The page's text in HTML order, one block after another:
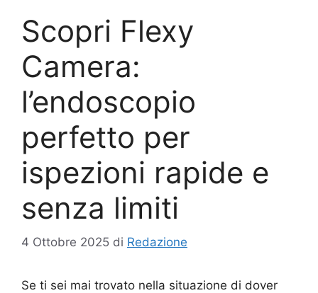
Scopri Flexy
Camera:
l’endoscopio
perfetto per
ispezioni rapide e
senza limiti
4 Ottobre 2025 di Redazione
Se ti sei mai trovato nella situazione di dover